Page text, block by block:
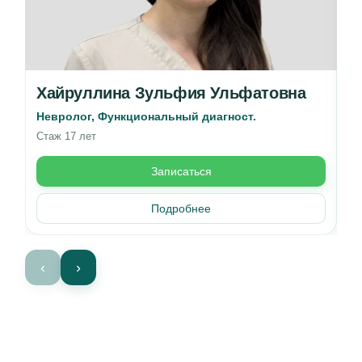
Хайруллина Зульфия Ульфатовна
Невролог, Функциональный диагност.
Стаж 17 лет
Записаться
Подробнее
‹ ›